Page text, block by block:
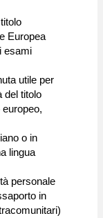
Europea
esami
utile per
del titolo
o in
lingua
personale
in